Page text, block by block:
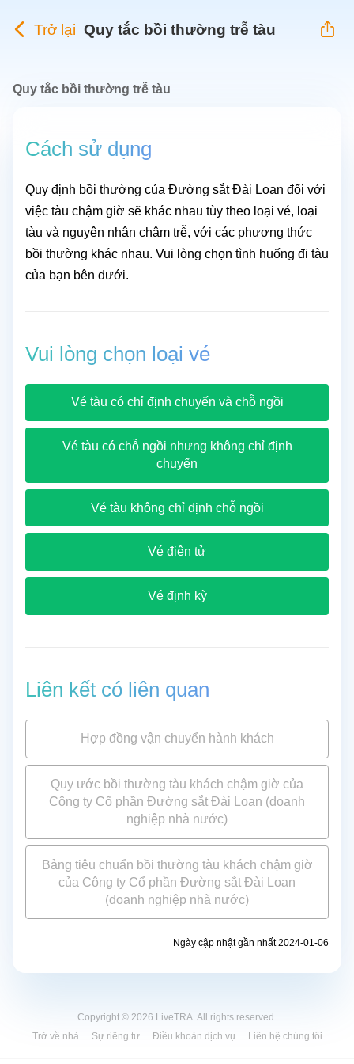
Trở lại Quy tắc bồi thường trễ tàu
Quy tắc bồi thường trễ tàu
Cách sử dụng
Quy định bồi thường của Đường sắt Đài Loan đối với
việc tàu chậm giờ sẽ khác nhau tùy theo loại vé, loại
tàu và nguyên nhân chậm trễ, với các phương thức
bồi thường khác nhau. Vui lòng chọn tình huống đi tàu
của bạn bên dưới.
Vui lòng chọn loại vé
Vé tàu có chỉ định chuyến và chỗ ngồi
Vé tàu có chỗ ngồi nhưng không chỉ định
chuyến
Vé tàu không chỉ định chỗ ngồi
Vé điện tử
Vé định kỳ
Liên kết có liên quan
Hợp đồng vận chuyển hành khách
Quy ước bồi thường tàu khách chậm giờ của
Công ty Cổ phần Đường sắt Đài Loan (doanh
nghiệp nhà nước)
Bảng tiêu chuẩn bồi thường tàu khách chậm giờ
của Công ty Cổ phần Đường sắt Đài Loan
(doanh nghiệp nhà nước)
Ngày cập nhật gần nhất 2024-01-06
Copyright © 2026 LiveTRA. All rights reserved.
Trở về nhà
Sự riêng tư Điều khoản dịch vụ Liên hệ chúng tôi